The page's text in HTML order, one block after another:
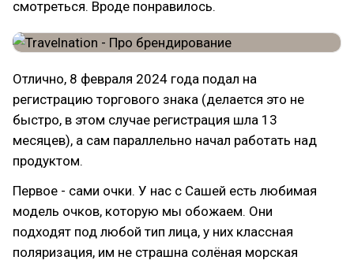
смотреться. Вроде понравилось.
Отлично, 8 февраля 2024 года подал на
регистрацию торгового знака (делается это не
быстро, в этом случае регистрация шла 13
месяцев), а сам параллельно начал работать над
продуктом.
Первое - сами очки. У нас с Сашей есть любимая
модель очков, которую мы обожаем. Они
подходят под любой тип лица, у них классная
поляризация, им не страшна солёная морская